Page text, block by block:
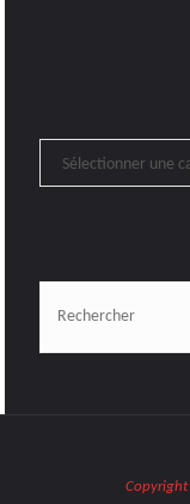
Catégories
Copyright